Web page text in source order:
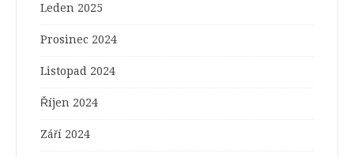
Leden 2025
Prosinec 2024
Listopad 2024
Říjen 2024
Září 2024